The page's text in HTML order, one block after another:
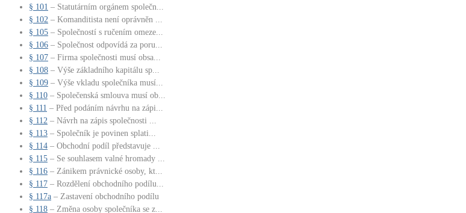
§ 101 – Statutárním orgánem společn...
§ 102 – Komanditista není oprávněn ...
§ 105 – Společností s ručením omeze...
§ 106 – Společnost odpovídá za poru...
§ 107 – Firma společnosti musí obsa...
§ 108 – Výše základního kapitálu sp...
§ 109 – Výše vkladu společníka musí...
§ 110 – Společenská smlouva musí ob...
§ 111 – Před podáním návrhu na zápi...
§ 112 – Návrh na zápis společnosti ...
§ 113 – Společník je povinen splati...
§ 114 – Obchodní podíl představuje ...
§ 115 – Se souhlasem valné hromady ...
§ 116 – Zánikem právnické osoby, kt...
§ 117 – Rozdělení obchodního podílu...
§ 117a – Zastavení obchodního podílu
§ 118 – Změna osoby společníka se z...